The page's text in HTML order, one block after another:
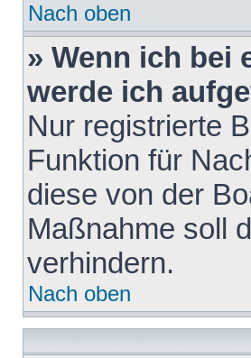
Nach oben
» Wenn ich bei
werde ich
Nur registrierte
Funktion für
diese von der
Maßnahme soll
verhindern.
Nach oben